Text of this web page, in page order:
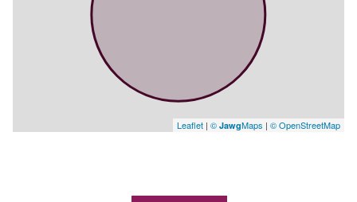
Leaflet | © JawgMaps | © OpenStreetMap